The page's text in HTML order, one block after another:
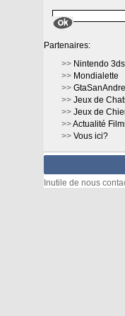
Partenaires:
>> Nintendo 3ds
>> Mondialette
>>
>> Jeux de
>> Jeux de
>>Actualité
>> Vous ici?
Inutile de nous